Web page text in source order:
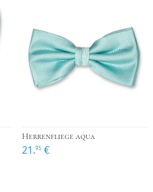
Herrenfliege aqua
21.95 €